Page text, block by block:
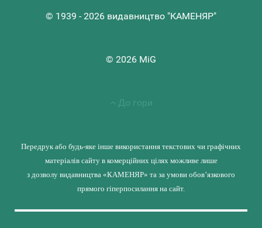
© 1939 - 2026 видавництво "КАМЕНЯР"
© 2026 MiG
До гори
Передрук або будь-яке інше використання текстових чи графічних
матеріалів сайту в комерційних цілях можливе лише
з дозволу видавництва «КАМЕНЯР» та за умови обов’язкового
прямого гіперпосилання на сайт.